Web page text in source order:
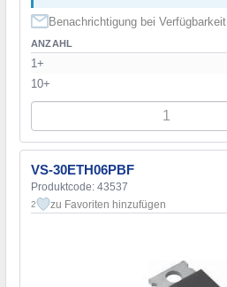
Benachrichtigung bei Verfügbarkeit
ANZAHL
1+
10+
VS-30ETH06PBF
Produktcode: 43537
2 zu Favoriten hinzufügen